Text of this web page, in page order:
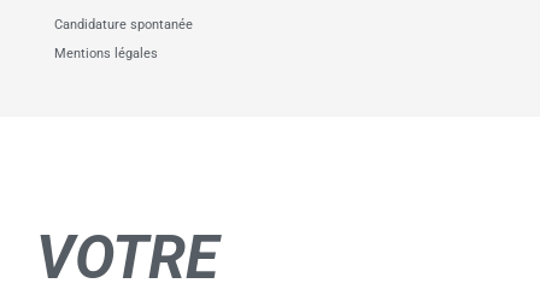
Candidature spontanée
Mentions légales
VOTRE